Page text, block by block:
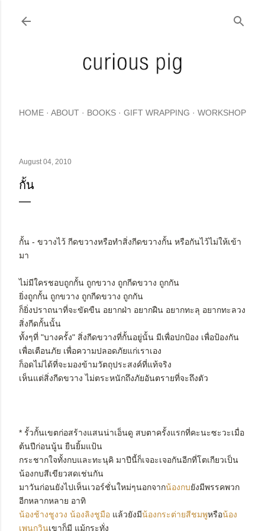
HOME ABOUT BOOKS GIFT WRAPPING WORKSHOP
August 04, 2010
กั้น
กั้น - ขวางไว้ กีดขวางหรือทำสิ่งกีดขวางกั้น หรือกันไว้ไม่ให้เข้า
มา
ไม่มีใครชอบถูกกั้น ถูกขวาง ถูกกีดขวาง ถูกกัน
ยิ่งถูกกั้น ถูกขวาง ถูกกีดขวาง ถูกกัน
ก็ยิ่งปราถนาที่จะขัดขืน อยากฝ่า อยากฝืน อยากทะลุ อยากทะลวง
สิ่งกีดกั้นนั้น
ทั้งๆที่ "บางครั้ง" สิ่งกีดขวางที่กั้นอยู่นั้น มีเพื่อปกป้อง เพื่อป้องกัน
เพื่อเตือนภัย เพื่อความปลอดภัยแก่เราเอง
ก็อดไม่ได้ที่จะมองข้ามวัตถุประสงค์ที่แท้จริง
เห็นแต่สิ่งกีดขวาง ไม่ตระหนักถึงภัยอันตรายที่จะถึงตัว
* รั้วกั้นเขตก่อสร้างแสนน่าเอ็นดู สบตาครั้งแรกที่คะนะซะวะเมื่อ
ต้นปีก่อนนู้น ยืนยิ้มแป้น
กระชากใจทั้งกบและทะนุคิ มาปีนี้ก็เจอะเจอกันอีกที่โตเกียวเป็น
น้องกบสีเขียวสดเช่นกัน
มาวันก่อนยังไปเห็นเวอร์ชั่นใหม่ๆนอกจากน้องกบยังมีพรรคพวก
อีกหลากหลาย อาทิ
น้องช้างชูงวง น้องลิงชูมือ แล้วยังมีน้องกระต่ายสีชมพูหรือน้อง
เพนกวินเขาก็มี แม้กระทั่ง